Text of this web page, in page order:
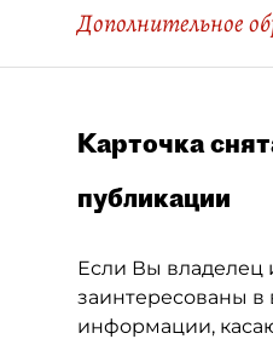
Дополнительное
Карточка
публикации
Если Вы владелец
заинтересованы в
информации,